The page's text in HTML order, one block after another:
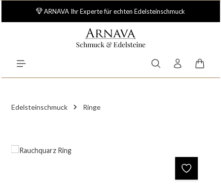
Zum Hauptinhalt springen
ARNAVA Ihr Experte für echten Edelsteinschmuck
Schmuck & Edelsteine
Edelsteinschmuck Ringe
Bildergalerie überspringen